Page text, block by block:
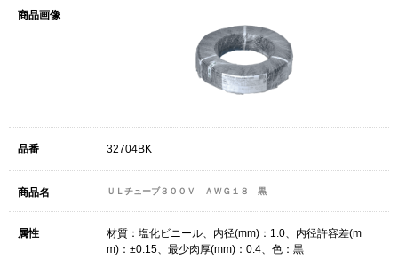
32704BK
ＵＬチューブ３００Ｖ ＡＷＧ１８ 黒
材質：塩化ビニール、内径(mm)：1.0、内径許容差(m
m)：±0.15、最少肉厚(mm)：0.4、色：黒